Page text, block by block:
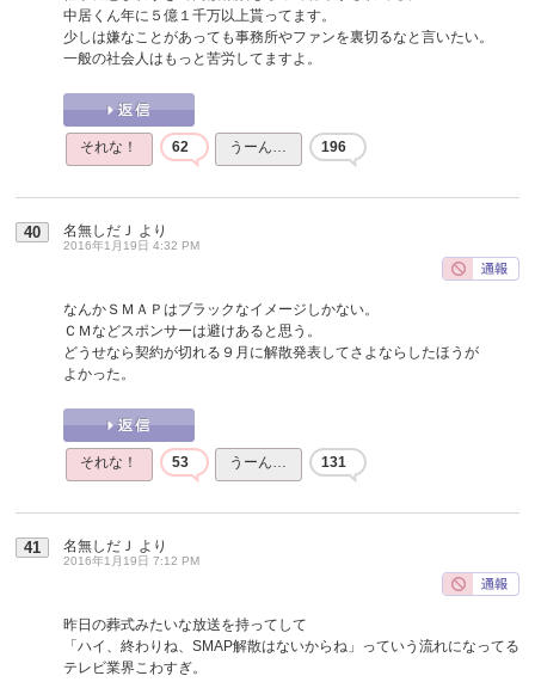
中居くん年に５億１千万以上貰ってます。
少しは嫌なことがあっても事務所やファンを裏切るなと言いたい。
一般の社会人はもっと苦労してますよ。
それな！ 62 うーん… 196
40 名無しだＪ より
2016年1月19日 4:32 PM
なんかＳＭＡＰはブラックなイメージしかない。
ＣＭなどスポンサーは避けあると思う。
どうせなら契約が切れる９月に解散発表してさよならしたほうが
よかった。
それな！ 53 うーん… 131
41 名無しだＪ より
2016年1月19日 7:12 PM
昨日の葬式みたいな放送を持ってして
「ハイ、終わりね、SMAP解散はないからね」っていう流れになってる
テレビ業界こわすぎ。